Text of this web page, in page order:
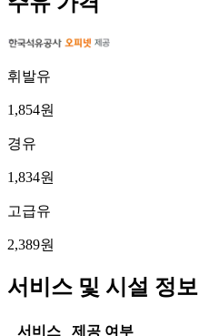
휘발유
1,854원
경유
1,834원
고급유
2,389원
서비스 및 시설 정보
서비스 제공 여부